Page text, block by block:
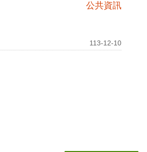
公共資訊
113-12-10